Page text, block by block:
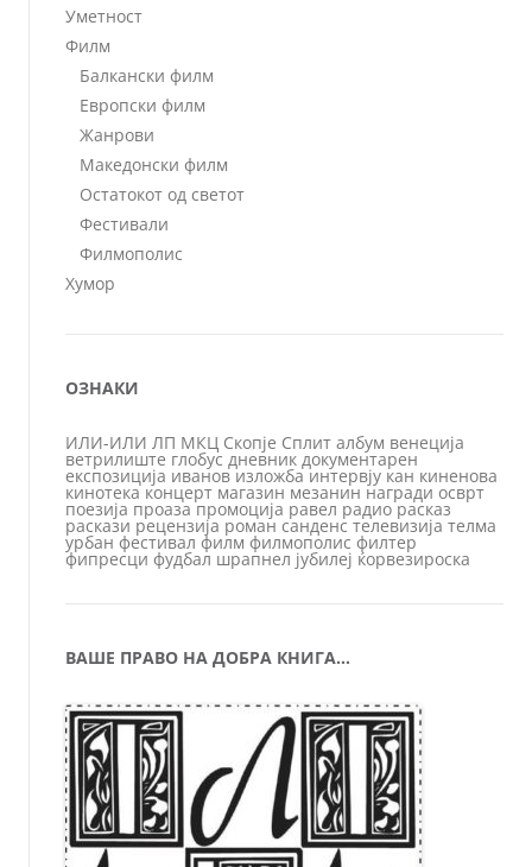
Уметност
Филм
Балкански филм
Европски филм
Жанрови
Македонски филм
Остатокот од светот
Фестивали
Филмополис
Хумор
ОЗНАКИ
ИЛИ-ИЛИ ЛП МКЦ Скопје Сплит албум венеција
ветрилиште глобус дневник документарен
експозиција иванов изложба интервју кан киненова
кинотека концерт магазин мезанин награди осврт
поезија проаза промоција равел радио расказ
раскази рецензија роман санденс телевизија телма
урбан фестивал филм филмополис филтер
фипресци фудбал шрапнел јубилеј ќорвезироска
ВАШЕ ПРАВО НА ДОБРА КНИГА…